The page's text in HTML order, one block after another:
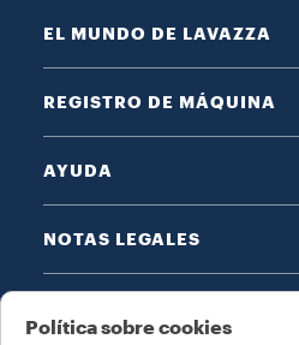
EL MUNDO DE LAVAZZA
REGISTRO DE MÁQUINA
AYUDA
NOTAS LEGALES
Política sobre cookies